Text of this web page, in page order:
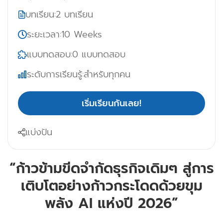
“ก้าวข้ามขีดจำกัดธุรกิจเดิมๆ สู่การ
เติบโตอย่างก้าวกระโดดด้วยขุม
พลัง AI แห่งปี 2026”
บทเรียน:2 บทเรียน
ระยะเวลา:10 Weeks
แบบทดสอบ:0 แบบทดสอบ
ระดับการเรียนรู้:สำหรับทุกคน
เริ่มเรียนกันเลย!
แบ่งปัน